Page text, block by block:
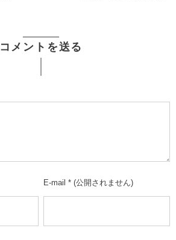
コメントを送る
E-mail * (公開されません)